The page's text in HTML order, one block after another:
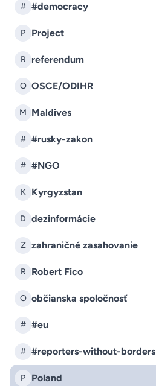
# #democracy
P Project
R referendum
O OSCE/ODIHR
M Maldives
# #rusky-zakon
# #NGO
K Kyrgyzstan
D dezinformácie
Z zahraničné zasahovanie
R Robert Fico
O občianska spoločnosť
# #eu
# #reporters-without-borders
P Poland